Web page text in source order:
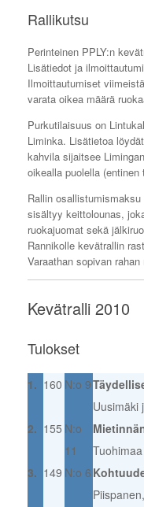
Rallikutsu
Perinteinen PPLY:n
Lisätiedot ja
Ilmoittautumiset
varata oikea määrä
Purkutilaisuus on
Liminka. Lisätietoa
kahvila sijaitsee
oikealla puolella (entinen
Rallin
sisältyy keittolounas,
ruokajuomat sekä
Rannikolle kevätrallin
Varaathan sopivan
Kevätralli 2010
Tulokset
1. 160 N:o 9
Uusimäki
2. 155 N:o
11
3. 149 N:o 6